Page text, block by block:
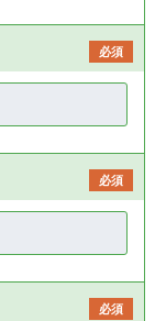
必須
必須
必須